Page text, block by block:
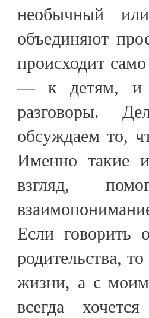
необычный
объединяют
происходит
— к детям, и
разговоры.
обсуждаем то,
Именно такие
взгляд,
Если говорить
родительства,
жизни, а с
всегда